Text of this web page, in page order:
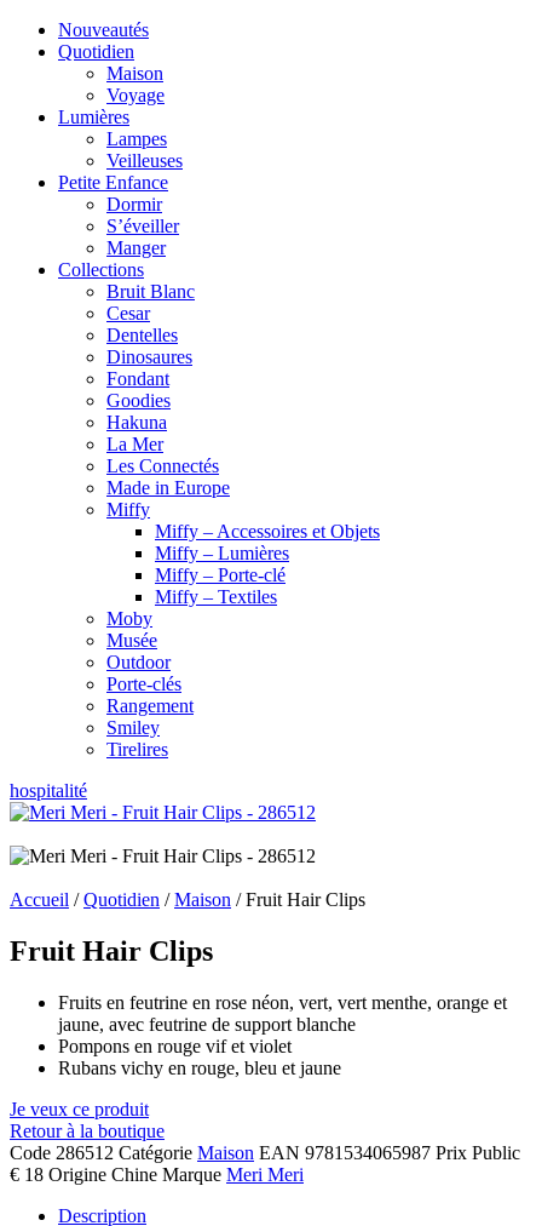
Nouveautés
Quotidien
Maison
Voyage
Lumières
Lampes
Veilleuses
Petite Enfance
Dormir
S’éveiller
Manger
Collections
Bruit Blanc
Cesar
Dentelles
Dinosaures
Fondant
Goodies
Hakuna
La Mer
Les Connectés
Made in Europe
Miffy
Miffy – Accessoires et Objets
Miffy – Lumières
Miffy – Porte-clé
Miffy – Textiles
Moby
Musée
Outdoor
Porte-clés
Rangement
Smiley
Tirelires
hospitalité
Accueil /Quotidien /Maison / Fruit Hair Clips
Fruit Hair Clips
Fruits en feutrine en rose néon, vert, vert menthe, orange et
jaune, avec feutrine de support blanche
Pompons en rouge vif et violet
Rubans vichy en rouge, bleu et jaune
Je veux ce produit
Retour à la boutique
Code 286512 Catégorie Maison EAN 9781534065987 Prix Public
€ 18 Origine Chine Marque Meri Meri
Description